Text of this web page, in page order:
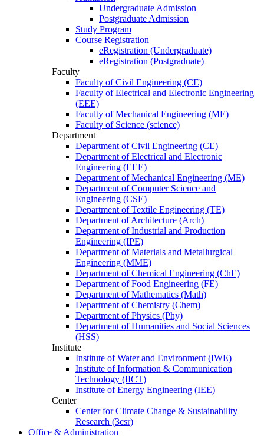
Undergraduate Admission
Postgraduate Admission
Study Program
Course Registration
eRegistration (Undergraduate)
eRegistration (Postgraduate)
Faculty
Faculty of Civil Engineering (CE)
Faculty of Electrical and Electronic Engineering
(EEE)
Faculty of Mechanical Engineering (ME)
Faculty of Science (science)
Department
Department of Civil Engineering (CE)
Department of Electrical and Electronic
Engineering (EEE)
Department of Mechanical Engineering (ME)
Department of Computer Science and
Engineering (CSE)
Department of Textile Engineering (TE)
Department of Architecture (Arch)
Department of Industrial and Production
Engineering (IPE)
Department of Materials and Metallurgical
Engineering (MME)
Department of Chemical Engineering (ChE)
Department of Food Engineering (FE)
Department of Mathematics (Math)
Department of Chemistry (Chem)
Department of Physics (Phy)
Department of Humanities and Social Sciences
(HSS)
Institute
Institute of Water and Environment (IWE)
Institute of Information & Communication
Technology (IICT)
Institute of Energy Engineering (IEE)
Center
Center for Climate Change & Sustainability
Research (3csr)
Office & Administration